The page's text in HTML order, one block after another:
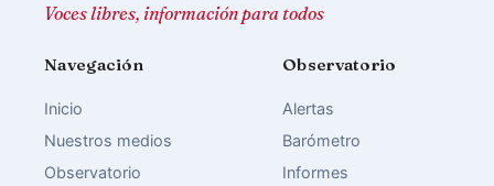
Voces libres, información para todos
Navegación
Inicio
Nuestros medios
Observatorio
Observatorio
Alertas
Barómetro
Informes